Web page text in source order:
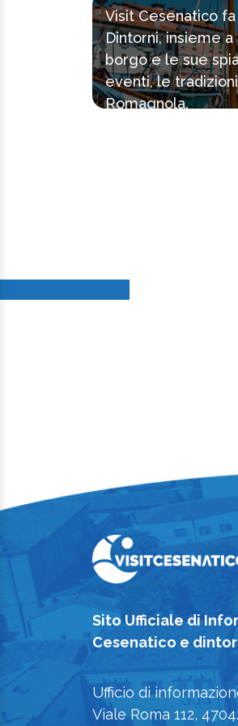
Visit Cesenatico
Dintorni, insieme
borgo e le sue
eventi, le
Romagnola.
Sito Ufficiale di
Cesenatico e
Ufficio di
Viale Roma 112,